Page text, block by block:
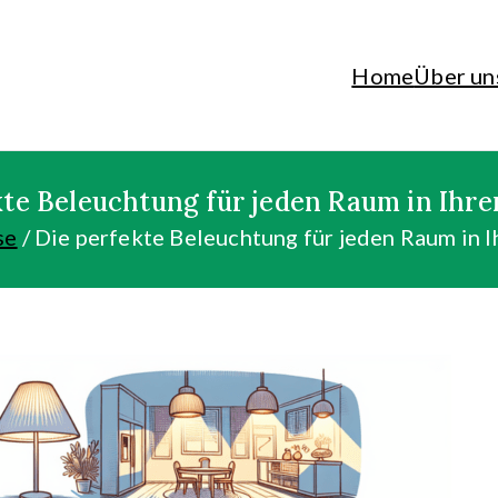
HomeÜber
Beleuchtung für jeden Raum in
Die perfekte Beleuchtung für jeden Raum in